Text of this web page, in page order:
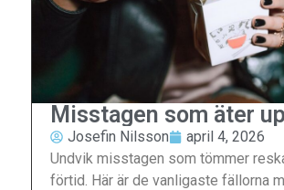
Misstagen som äter
din reskassa
Josefin Nilsson
april 4, 2026
Undvik misstagen som tömmer
förtid. Här är de vanligaste fällorna